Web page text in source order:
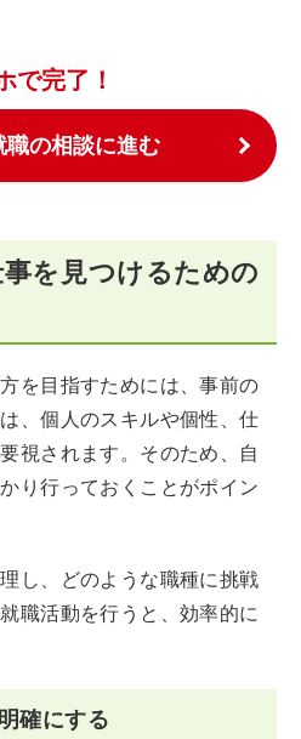
で完了！
職の相談に進む
を見つけるための
を目指すためには、事前の
、個人のスキルや個性、仕
視されます。そのため、自
り行っておくことがポイン
し、どのような職種に挑戦
職活動を行うと、効率的に
確にする